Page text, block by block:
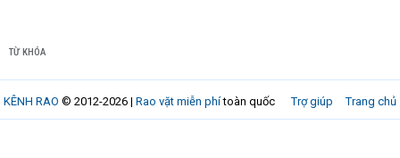
TỪ KHÓA
Trợ giúp Trang chủ
KÊNH RAO © 2012-2026 | Rao vặt miễn phítoàn quốc